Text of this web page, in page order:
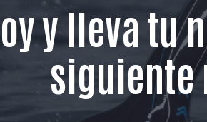
y lleva
siguiente